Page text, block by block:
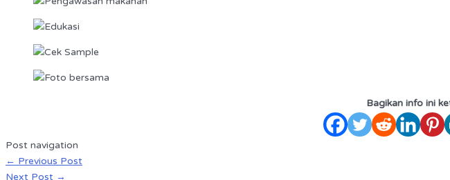
Bagikan info ini
Post navigation
← Previous Post
Next Post →